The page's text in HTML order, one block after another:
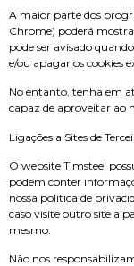
A maior parte dos
Chrome) poderá
pode ser avisado
e/ou apagar os cookies
No entanto, tenha em
capaz de aproveitar ao
Ligações a Sites de
O website Timsteel
podem conter
nossa política de
caso visite outro site a
mesmo.
Não nos